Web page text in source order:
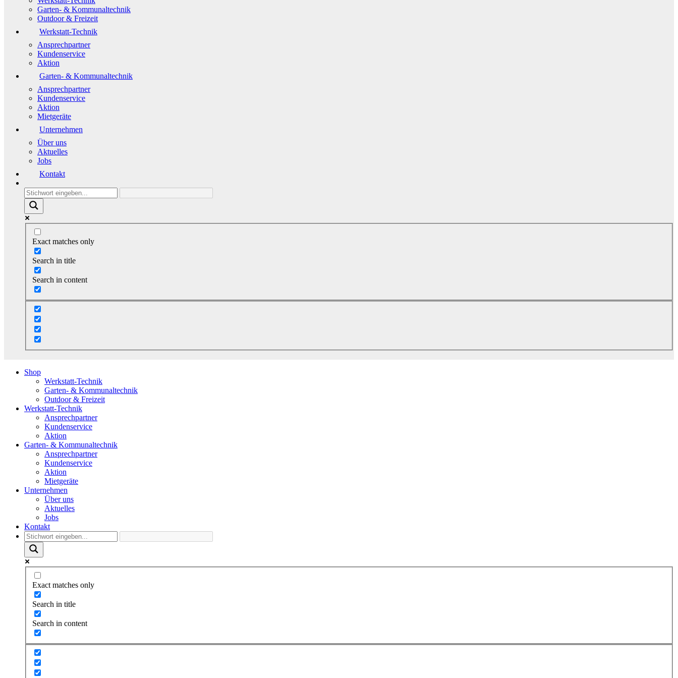
Garten- & Kommunaltechnik
Outdoor & Freizeit
Werkstatt-Technik
Ansprechpartner
Kundenservice
Aktion
Garten- & Kommunaltechnik
Ansprechpartner
Kundenservice
Aktion
Mietgeräte
Unternehmen
Über uns
Aktuelles
Jobs
Kontakt
Exact matches only
Search in title
Search in content
Shop
Werkstatt-Technik
Garten- & Kommunaltechnik
Outdoor & Freizeit
Werkstatt-Technik
Ansprechpartner
Kundenservice
Aktion
Garten- & Kommunaltechnik
Ansprechpartner
Kundenservice
Aktion
Mietgeräte
Unternehmen
Über uns
Aktuelles
Jobs
Kontakt
Exact matches only
Search in title
Search in content